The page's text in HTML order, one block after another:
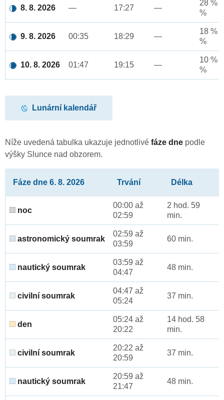
8. 8. 2026 — 17:27 —
28 %
%
9. 8. 2026 00:35 18:29 —
18 %
%
10. 8. 2026 01:47 19:15 —
10 %
%
Lunární kalendář
Níže uvedená tabulka ukazuje jednotlivé fáze dne podle
výšky Slunce nad obzorem.
Fáze dne 6. 8. 2026 Trvání Délka
noc
00:00 až
02:59
2 hod. 59
min.
astronomický soumrak
02:59 až
03:59
60 min.
nautický soumrak
03:59 až
04:47
48 min.
civilní soumrak
04:47 až
05:24
37 min.
den
05:24 až
20:22
14 hod. 58
min.
civilní soumrak
20:22 až
20:59
37 min.
nautický soumrak
20:59 až
21:47
48 min.